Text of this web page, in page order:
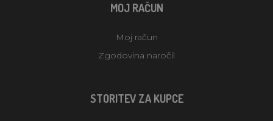
MOJ RAČUN
Moj račun
Zgodovina naročil
STORITEV ZA KUPCE